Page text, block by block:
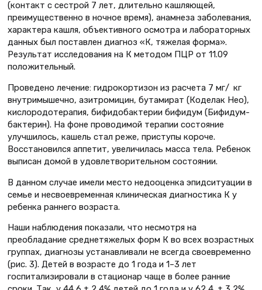
(контакт с сестрой 7 лет, длительно кашляющей,
преимущественно в ночное время), анамнеза заболевания,
характера кашля, объективного осмотра и лабораторных
данных был поставлен диагноз «К, тяжелая форма».
Результат исследования на К методом ПЦР от 11.09
положительный.
Проведено лечение: гидрокортизон из расчета 7 мг/ кг
внутримышечно, азитромицин, бутамират (Коделак Нео),
кислородотерапия, бифидобактерии бифидум (Бифи­дум­
бактерин). На фоне проводимой терапии состояние
улучшилось, кашель стал реже, приступы короче.
Восстановился аппетит, увеличилась масса тела. Ребенок
выписан домой в удовлетворительном состоянии.
В данном случае имели место недооценка эпидситуации в
семье и несвоевременная клиническая диагностика К у
ребенка раннего возраста.
Наши наблюдения показали, что несмотря на
преобладание среднетяжелых форм К во всех возрастных
группах, диагнозы устанавливали не всегда своевременно
(рис. 3). Детей в возрасте до 1 года и 1–3 лет
госпитализировали в стационар чаще в более ранние